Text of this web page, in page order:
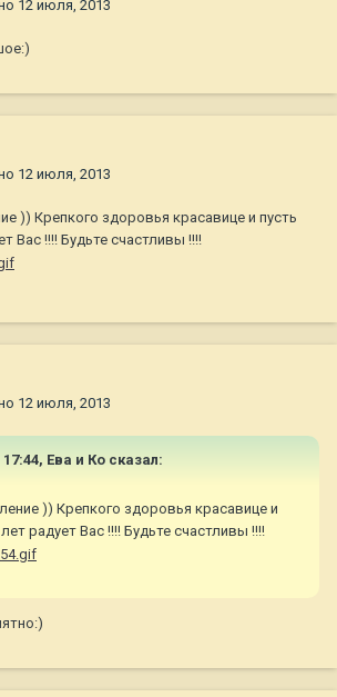
12 июля, 2013
12 июля, 2013
)) Крепкого здоровья красавице и пусть
Вас !!!! Будьте счастливы !!!!
12 июля, 2013
17:44, Ева и Ко сказал:
)) Крепкого здоровья красавице и
радует Вас !!!! Будьте счастливы !!!!